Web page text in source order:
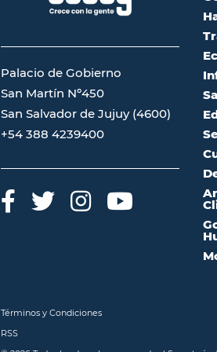
Palacio de Gobierno
San Martín Nº450
San Salvador de Jujuy (4600)
+54 388 4239400
Términos y Condiciones
RSS